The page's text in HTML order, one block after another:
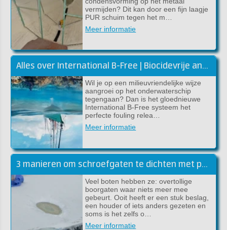
vermijden? Dit kan door een fijn laagje
PUR schuim tegen het m…
Meer informatie
Alles over International B-Free | Biocidevrije antifouling
Wil je op een milieuvriendelijke wijze
aangroei op het onderwaterschip
tegengaan? Dan is het gloednieuwe
International B-Free systeem het
perfecte fouling relea…
Meer informatie
3 manieren om schroefgaten te dichten met polyester
Veel boten hebben ze: overtollige
boorgaten waar niets meer mee
gebeurt. Ooit heeft er een stuk beslag,
een houder of iets anders gezeten en
soms is het zelfs o…
Meer informatie